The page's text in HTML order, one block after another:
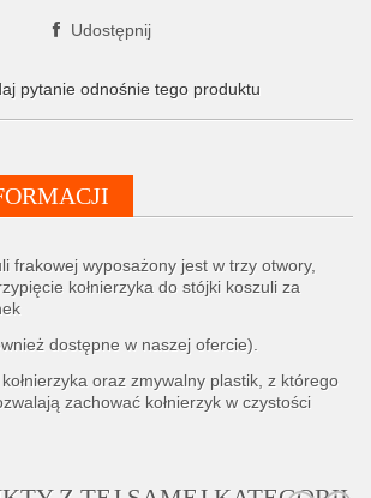
Udostępnij
pytanie odnośnie tego produktu
frakowej wyposażony jest w trzy otwory,
kołnierzyka do stójki koszuli za
dostępne w naszej ofercie).
oraz zmywalny plastik, z którego
zachować kołnierzyk w czystości